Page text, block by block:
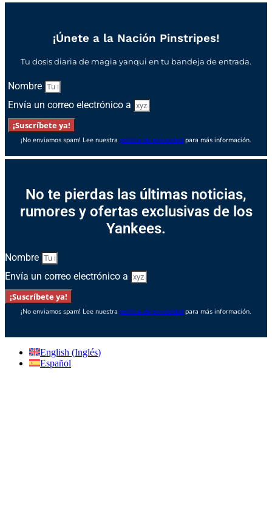
¡Únete a la Nación Pinstripes!
Tu dosis diaria de magia yanqui en tu bandeja de entrada.
Nombre
Envía un correo electrónico a
¡Suscríbete ya!
¡No enviamos spam! Lee nuestra política de privacidad para más información.
No te pierdas las últimas noticias,
rumores y ofertas exclusivas de los
Yankees.
Nombre
Envía un correo electrónico a
¡Suscríbete ya!
¡No enviamos spam! Lee nuestra política de privacidad para más información.
English (Inglés)
Español